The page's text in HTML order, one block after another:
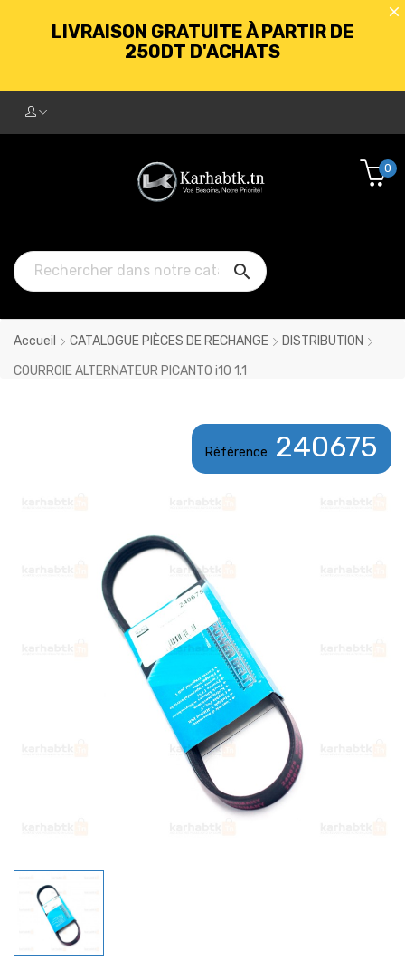
LIVRAISON GRATUITE À PARTIR DE
250DT D'ACHATS
BIENVENUE CHEZ KARHABTK.TN

0
Accueil CATALOGUE PIÈCES DE RECHANGE
DISTRIBUTION
COURROIE ALTERNATEUR PICANTO i10 1.1
Référence 240675